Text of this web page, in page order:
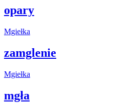
opary
Mgiełka
zamglenie
Mgiełka
mgła